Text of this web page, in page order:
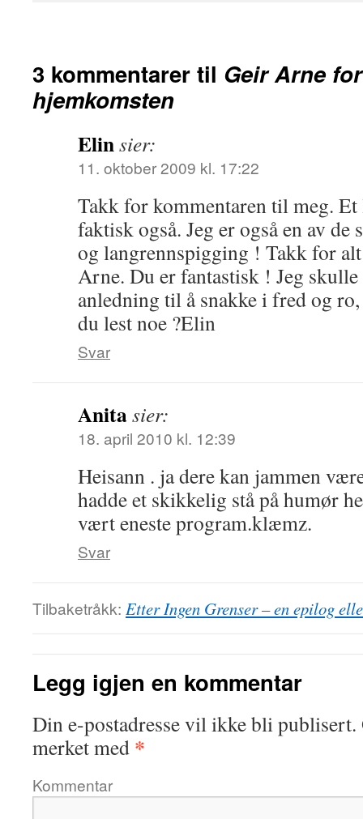
3 kommentarer til Geir Arne
hjemkomsten
Elinsier:
11. oktober 2009 kl. 17:22
Takk for kommentaren til meg.
faktisk også. Jeg er også en av de
og langrennspigging ! Takk for
Arne. Du er fantastisk ! Jeg
anledning til å snakke i fred og
du lest noe ?Elin
Svar
Anitasier:
18. april 2010 kl. 12:39
Heisann . ja dere kan jammen
hadde et skikkelig stå på humør
vært eneste program.klæmz.
Svar
Tilbaketråkk: Etter Ingen Grenser – en epilog
Legg igjen en kommentar
Din e-postadresse vil ikke bli publisert.
merket med *
Kommentar